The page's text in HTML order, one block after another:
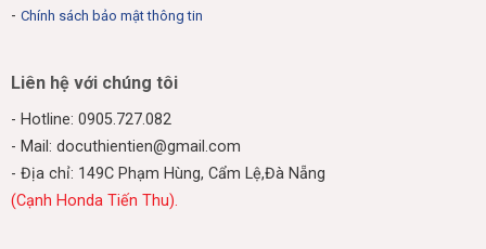
- Chính sách bảo mật thông tin
Liên hệ với chúng tôi
- Hotline: 0905.727.082
- Mail: docuthientien@gmail.com
- Địa chỉ: 149C Phạm Hùng, Cẩm Lệ,Đà Nẵng
(Cạnh Honda Tiến Thu).